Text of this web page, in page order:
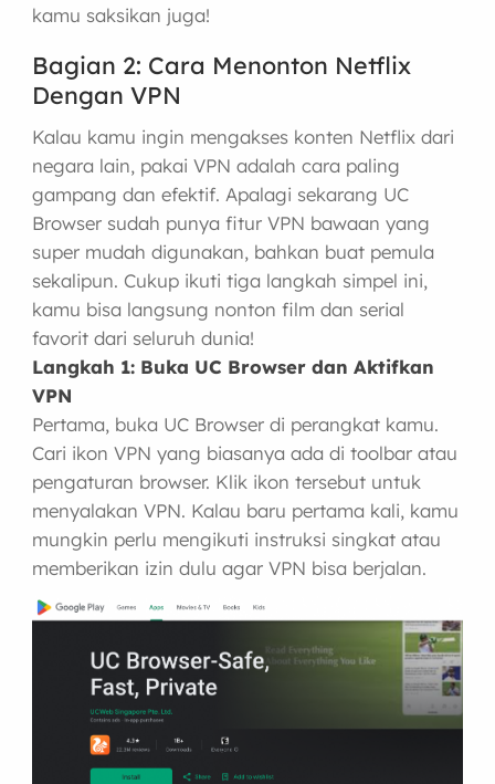
kamu saksikan juga!
Bagian 2: Cara Menonton Netflix
Dengan VPN
Kalau kamu ingin mengakses konten Netflix dari
negara lain, pakai VPN adalah cara paling
gampang dan efektif. Apalagi sekarang UC
Browser sudah punya fitur VPN bawaan yang
super mudah digunakan, bahkan buat pemula
sekalipun. Cukup ikuti tiga langkah simpel ini,
kamu bisa langsung nonton film dan serial
favorit dari seluruh dunia!
Langkah 1: Buka UC Browser dan Aktifkan
VPN
Pertama, buka UC Browser di perangkat kamu.
Cari ikon VPN yang biasanya ada di toolbar atau
pengaturan browser. Klik ikon tersebut untuk
menyalakan VPN. Kalau baru pertama kali, kamu
mungkin perlu mengikuti instruksi singkat atau
memberikan izin dulu agar VPN bisa berjalan.